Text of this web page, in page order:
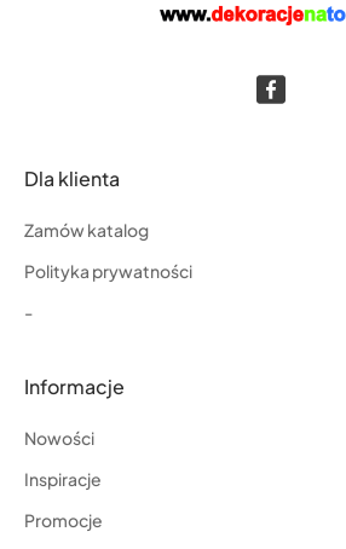
Dla klienta
Zamów katalog
Polityka prywatności
-
Informacje
Nowości
Inspiracje
Promocje